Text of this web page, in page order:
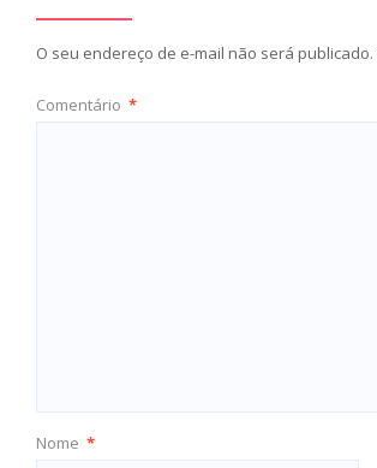
O seu endereço de e-mail não será publicado.
Comentário *
Nome *